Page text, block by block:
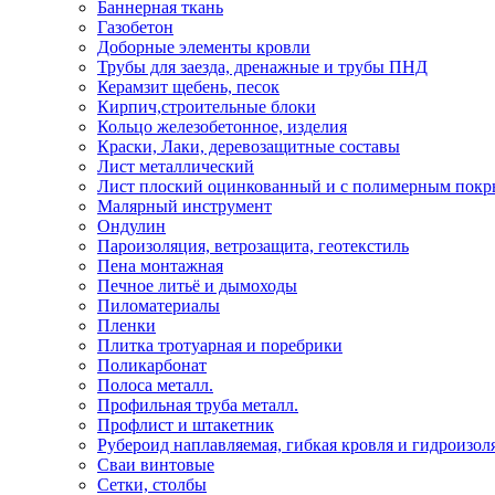
Баннерная ткань
Газобетон
Доборные элементы кровли
Трубы для заезда, дренажные и трубы ПНД
Керамзит щебень, песок
Кирпич,строительные блоки
Кольцо железобетонное, изделия
Краски, Лаки, деревозащитные составы
Лист металлический
Лист плоский оцинкованный и с полимерным
Малярный инструмент
Ондулин
Пароизоляция, ветрозащита, геотекстиль
Пена монтажная
Печное литьё и дымоходы
Пиломатериалы
Пленки
Плитка тротуарная и поребрики
Поликарбонат
Полоса металл.
Профильная труба металл.
Профлист и штакетник
Рубероид наплавляемая, гибкая кровля и
Сваи винтовые
Сетки, столбы